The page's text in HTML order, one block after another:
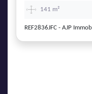
141 m²
REF2836JFC - AJP